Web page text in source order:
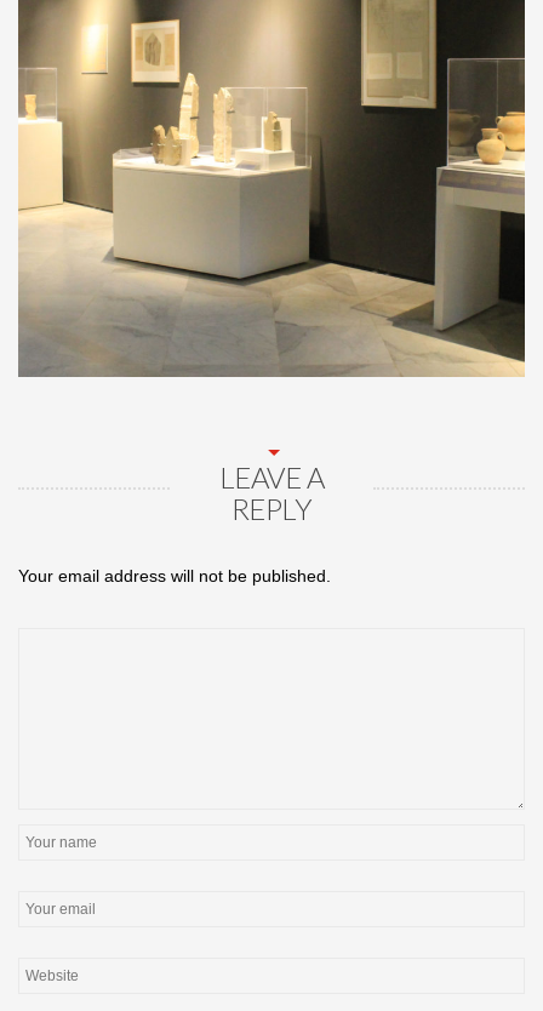
LEAVE A
REPLY
Your email address will not be published.